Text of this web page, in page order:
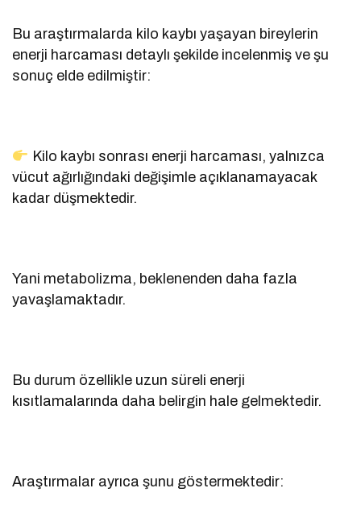
Bu araştırmalarda kilo kaybı yaşayan bireylerin
enerji harcaması detaylı şekilde incelenmiş ve şu
sonuç elde edilmiştir:
Kilo kaybı sonrası enerji harcaması, yalnızca
vücut ağırlığındaki değişimle açıklanamayacak
kadar düşmektedir.
Yani metabolizma, beklenenden daha fazla
yavaşlamaktadır.
Bu durum özellikle uzun süreli enerji
kısıtlamalarında daha belirgin hale gelmektedir.
Araştırmalar ayrıca şunu göstermektedir: